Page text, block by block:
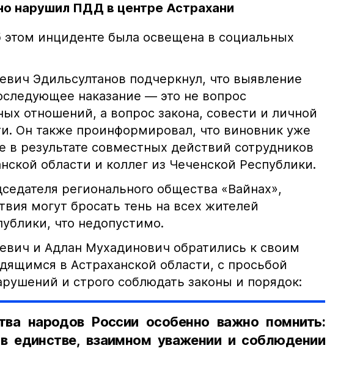
нарушил ПДД в центре Астрахани
инциденте была освещена в социальных
Эдильсултанов подчеркнул, что выявление
наказание — это не вопрос
отношений, а вопрос закона, совести и личной
Он также проинформировал, что виновник уже
в результате совместных действий сотрудников
области и коллег из Чеченской Республики.
регионального общества «Вайнах»,
могут бросать тень на всех жителей
что недопустимо.
и Адлан Мухадинович обратились к своим
в Астраханской области, с просьбой
и строго соблюдать законы и порядок:
народов России особенно важно помнить:
единстве, взаимном уважении и соблюдении